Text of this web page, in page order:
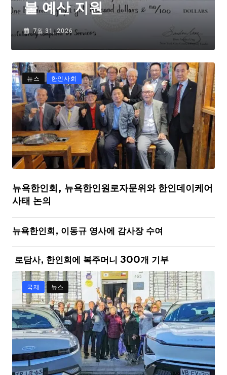
불 예산 지원
7월 31, 2026
뉴스 한인사회
뉴욕한인회, 뉴욕한인원로자문위와 한인데이케어
사태 논의
뉴욕한인회, 이동규 영사에 감사장 수여
로담사, 한인회에 복주머니 300개 기부
국제 뉴스